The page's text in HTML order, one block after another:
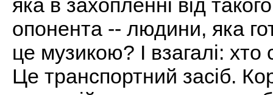
яка в захопленні від
опонента -- людини, яка
це музикою? І взагалі:
Це транспортний засіб.